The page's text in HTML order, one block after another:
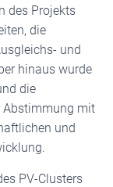
des Projekts
die
und
hinaus wurde
die
Abstimmung mit
und
PV-Clusters